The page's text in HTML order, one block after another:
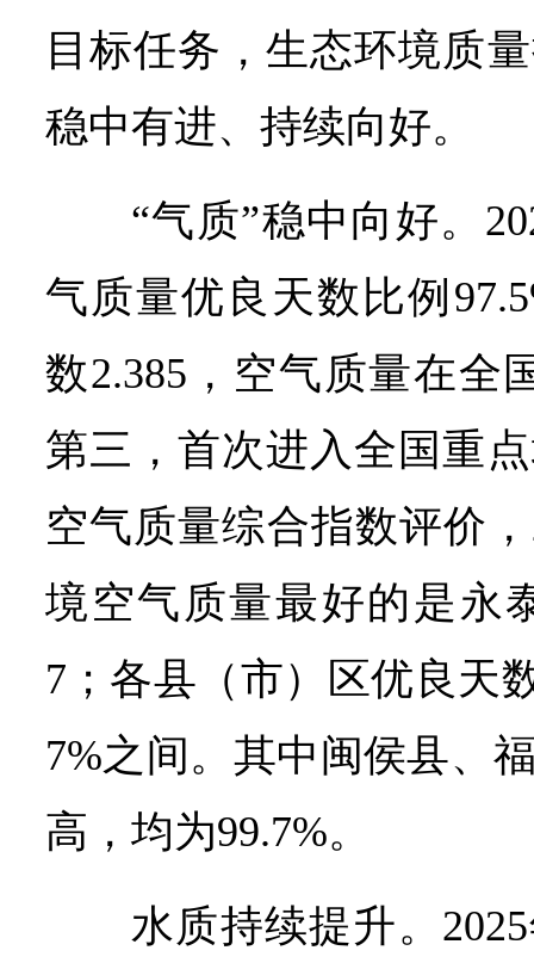
目标任务，生态环境质
稳中有进、持续向好。
“气质”稳中向好。
气质量优良天数比例
数2.385，空气质量在全
第三，首次进入全国重
空气质量综合指数评价
境空气质量最好的是永
7；各县（市）区优良天
7%之间。其中闽侯县、
高，均为99.7%。
水质持续提升。